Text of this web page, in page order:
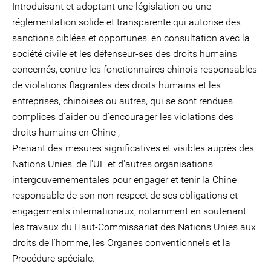
Introduisant et adoptant une législation ou une
réglementation solide et transparente qui autorise des
sanctions ciblées et opportunes, en consultation avec la
société civile et les défenseur-ses des droits humains
concernés, contre les fonctionnaires chinois responsables
de violations flagrantes des droits humains et les
entreprises, chinoises ou autres, qui se sont rendues
complices d'aider ou d'encourager les violations des
droits humains en Chine ;
Prenant des mesures significatives et visibles auprès des
Nations Unies, de l'UE et d'autres organisations
intergouvernementales pour engager et tenir la Chine
responsable de son non-respect de ses obligations et
engagements internationaux, notamment en soutenant
les travaux du Haut-Commissariat des Nations Unies aux
droits de l'homme, les Organes conventionnels et la
Procédure spéciale.